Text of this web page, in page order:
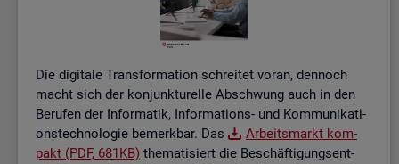
Die di­gi­ta­le Trans­for­ma­ti­on schrei­tet voran, den­noch
macht sich der kon­junk­tu­rel­le Ab­schwung auch in den
Be­ru­fen der In­for­ma­tik, In­for­ma­ti­ons- und Kom­mu­ni­ka­ti­
ons­tech­no­lo­gie be­merk­bar. Das
Ar­beits­markt kom­
pakt (PDF, 681KB) the­ma­ti­siert die Be­schäf­ti­gungs­ent­